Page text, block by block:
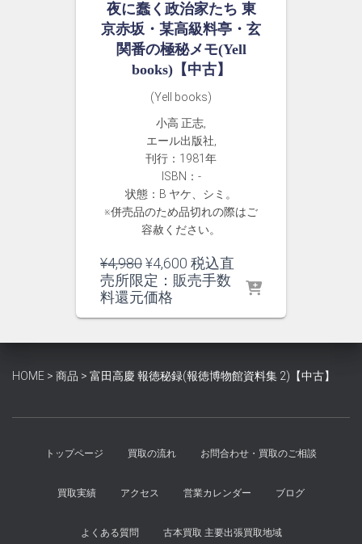
夜に蠢く政治家たち 東
京赤坂・某高級料亭・玄
関番の極秘メモ(Yell
books)【中古】
(Yell books)
小高 正志,
エール出版社,
刊行：1981年
ISBN：-
状態：B ヤケ、シミ。
※併売品のため品切れの際はご
容赦ください。
¥4,980元
の
価
¥4,980
し
¥4,600 現
在
は
で
税込直
売所限定：販売手数
料還元価格
HOME > 商品 > 富田高慶 報徳秘録(報徳博物館資料集 2)【中古】
トップページ 買取の流れ お問合わせ・買取のご相談
買取実績 アクセス 営業カレンダー ブログ
よくある質問 古本買取 主要出張買取地域